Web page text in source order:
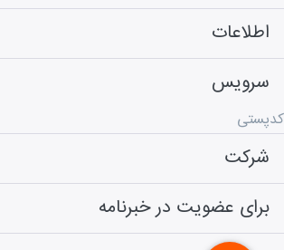
اطلاعات
سرویس
کدپستی
شرکت
برای عضویت در خبرنامه